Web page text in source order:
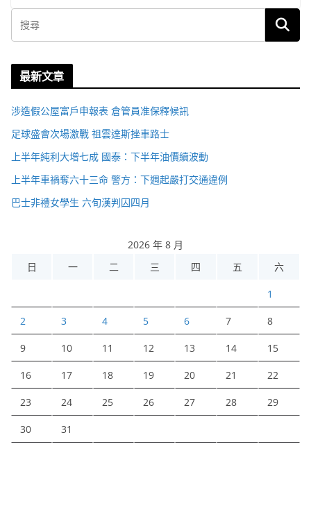
最新文章
涉造假公屋富戶申報表 倉管員准保釋候訊
足球盛會次場激戰 祖雲達斯挫車路士
上半年純利大增七成 國泰：下半年油價續波動
上半年車禍奪六十三命 警方：下週起嚴打交通違例
巴士非禮女學生 六旬漢判囚四月
2026 年 8 月
日
一 二 三 四 五 六
1
2 3 4 5 6 7 8
9 10 11 12 13 14 15
16 17 18 19 20 21 22
23 24 25 26 27 28 29
30 31